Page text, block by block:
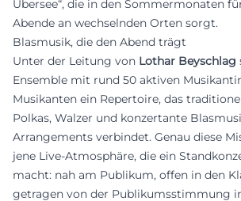
Übersee“, die in den Sommermonaten
Abende an wechselnden Orten sorgt.
Blasmusik, die den Abend trägt
Unter der Leitung von Lothar Beyschlag
Ensemble mit rund 50 aktiven
Musikanten ein Repertoire, das
Polkas, Walzer und konzertante
Arrangements verbindet. Genau diese
jene Live-Atmosphäre, die ein
macht: nah am Publikum, offen in den
getragen von der Publikumsstimmung